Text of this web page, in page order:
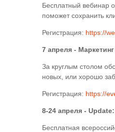
Бесплатный вебинар
поможет сохранить
Регистрация: https://
7 апреля -
За круглым столом
новых, или хорошо
Регистрация: https://
8-24 апреля -
Бесплатная